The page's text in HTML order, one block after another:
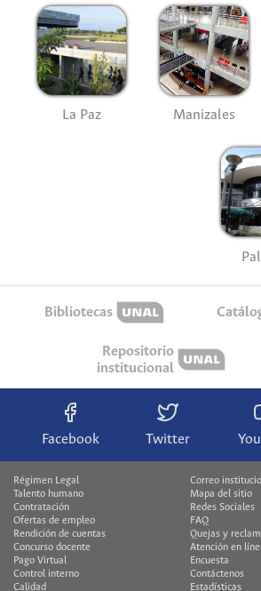
La Paz Manizales
Bibliotecas
Repositorio
institucional
Facebook Twitter
Régimen Legal
Talento humano
Contratación
Ofertas de empleo
Rendición de cuentas
Concurso docente
Pago Virtual
Control interno
Calidad
Correo
Mapa del sitio
Redes Sociales
FAQ
Quejas y
Atención en
Encuesta
Contáctenos
Estadísticas